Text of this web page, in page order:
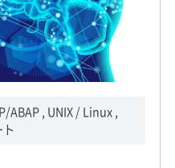
ABAP , UNIX / Linux ,